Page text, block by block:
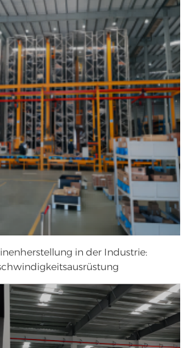
in der Industrie:
Lagerhaus